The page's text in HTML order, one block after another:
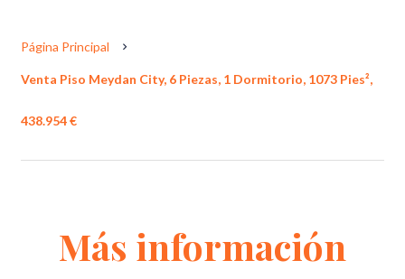
Página Principal
Venta Piso Meydan City, 6 Piezas, 1 Dormitorio, 1073 Pies²,
438.954 €
Más información